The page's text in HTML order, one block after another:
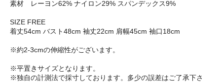
素材 レーヨン62% ナイロン29% スパンデックス9%
SIZE FREE
着丈54cm バスト48cm 袖丈22cm 肩幅45cm 袖口18cm
※約2-3cmの伸縮性がございます。
※平置きサイズとなります。
※独自の計測法で採寸しております。多少の誤差はご了承下さ